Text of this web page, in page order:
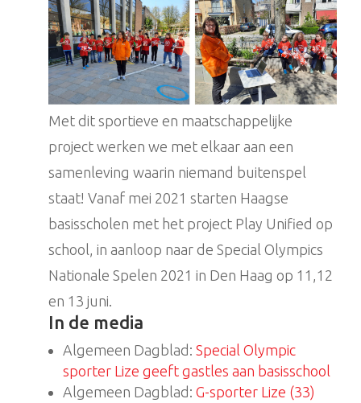
Met dit sportieve en maatschappelijke
project werken we met elkaar aan een
samenleving waarin niemand buitenspel
staat! Vanaf mei 2021 starten Haagse
basisscholen met het project Play Unified op
school, in aanloop naar de Special Olympics
Nationale Spelen 2021 in Den Haag op 11,12
en 13 juni.
In de media
Algemeen Dagblad: Special Olympic
sporter Lize geeft gastles aan basisschool
Algemeen Dagblad: G-sporter Lize (33)